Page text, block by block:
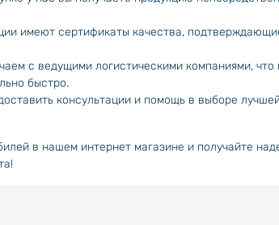
имеют сертификаты качества,
с ведущими логистическими компаниями, что
быстро.
консультации и помощь в выборе
в нашем интернет магазине и получайте